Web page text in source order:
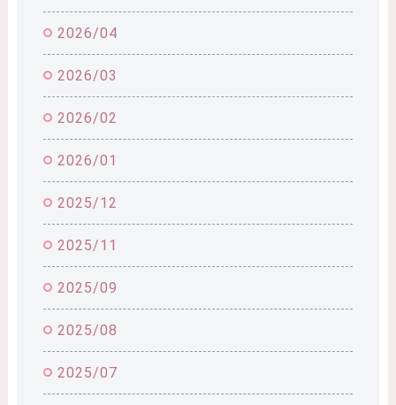
2026/04
2026/03
2026/02
2026/01
2025/12
2025/11
2025/09
2025/08
2025/07